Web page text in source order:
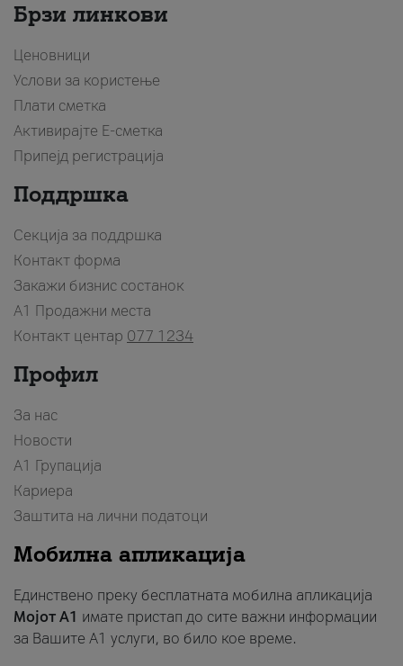
Брзи линкови
Ценовници
Услови за користење
Плати сметка
Активирајте Е-сметка
Припејд регистрација
Поддршка
Секција за поддршка
Контакт форма
Закажи бизнис состанок
A1 Продажни места
Контакт центар 077 1234
Профил
За нас
Новости
А1 Групација
Кариера
Заштита на лични податоци
Мобилна апликација
Единствено преку бесплатната мобилна апликација
Мојот A1 имате пристап до сите важни информации
за Вашите A1 услуги, во било кое време.